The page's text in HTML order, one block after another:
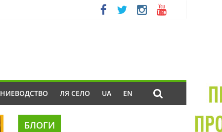
ЛЯ СЕЛО UA EN
БЛОГИ